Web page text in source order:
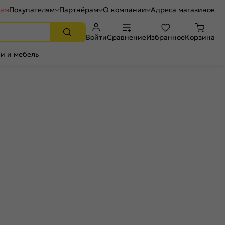
Покупателям Партнёрам О компании Адреса магазинов
ВойтиСравнениеИзбранноеКорзина
и мебель